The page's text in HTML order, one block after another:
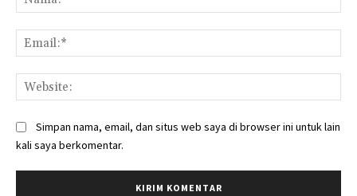
Simpan nama, email, dan situs web saya di browser ini untuk lain
kali saya berkomentar.